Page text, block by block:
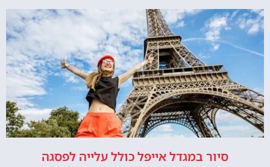
סיור במגדל אייפל כולל עלייה לפסגה